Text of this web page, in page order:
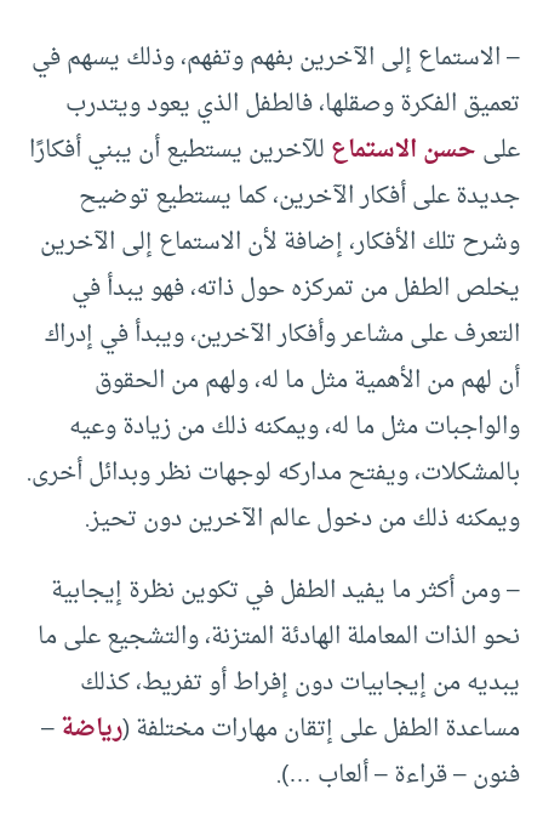
– الاستماع إلى الآخرين بفهم وتفهم، وذلك يسهم في
تعميق الفكرة وصقلها، فالطفل الذي يعود ويتدرب
علىحسن الاستماعللآخرين يستطيع أن يبني أفكارًا
جديدة على أفكار الآخرين، كما يستطيع توضيح
وشرح تلك الأفكار، إضافة لأن الاستماع إلى الآخرين
يخلص الطفل من تمركزه حول ذاته، فهو يبدأ في
التعرف على مشاعر وأفكار الآخرين، ويبدأ في إدراك
أن لهم من الأهمية مثل ما له، ولهم من الحقوق
والواجبات مثل ما له، ويمكنه ذلك من زيادة وعيه
بالمشكلات، ويفتح مداركه لوجهات نظر وبدائل أخرى.
ويمكنه ذلك من دخول عالم الآخرين دون تحيز.
– ومن أكثر ما يفيد الطفل في تكوين نظرة إيجابية
نحو الذات المعاملة الهادئة المتزنة، والتشجيع على ما
يبديه من إيجابيات دون إفراط أو تفريط، كذلك
مساعدة الطفل على إتقان مهارات مختلفة (رياضة–
فنون – قراءة – ألعاب …).